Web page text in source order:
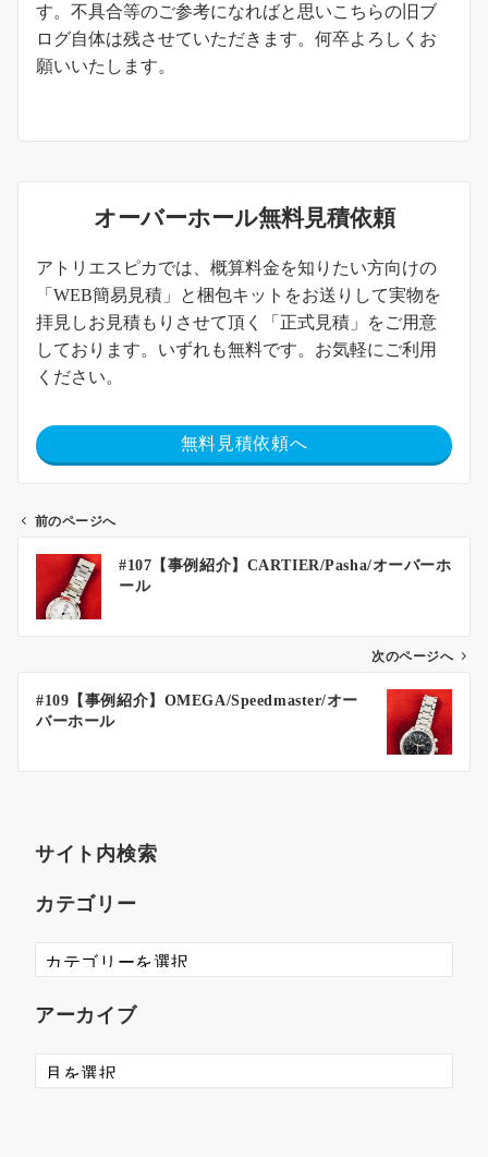
す。不具合等のご参考になればと思いこちらの旧ブ
ログ自体は残させていただきます。何卒よろしくお
願いいたします。
オーバーホール無料見積依頼
アトリエスピカでは、概算料金を知りたい方向けの
「WEB簡易見積」と梱包キットをお送りして実物を
拝見しお見積もりさせて頂く「正式見積」をご用意
しております。いずれも無料です。お気軽にご利用
ください。
無料見積依頼へ
前のページへ
#107【事例紹介】CARTIER/Pasha/オーバーホ
ール
次のページへ
#109【事例紹介】OMEGA/Speedmaster/オー
バーホール
サイト内検索
カテゴリー
アーカイブ